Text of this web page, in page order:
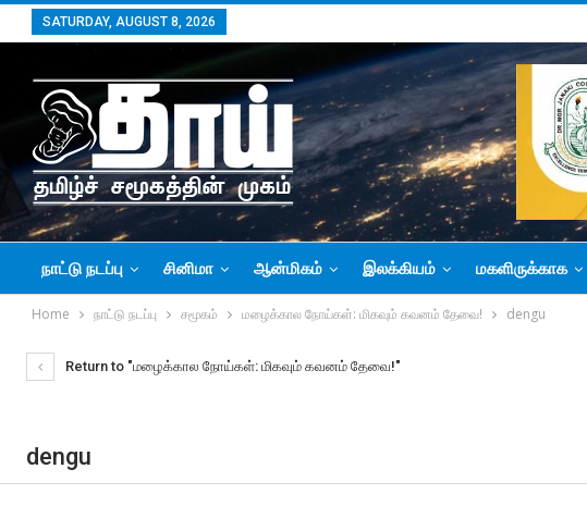
SATURDAY, AUGUST 8, 2026
நாட்டு நடப்பு சினிமா ஆன்மிகம் இலக்கியம் மகளிருக்காக
Home நாட்டு நடப்பு சமூகம் மழைக்கால நோய்கள்: மிகவும் கவனம் தேவை! dengu
Return to "மழைக்கால நோய்கள்: மிகவும் கவனம் தேவை!"
dengu